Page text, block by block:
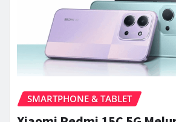
SMARTPHONE & TABLET